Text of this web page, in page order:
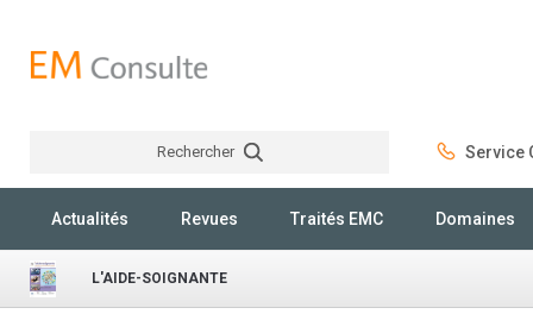
Rechercher Service
Actualités Revues Traités EMC Domaines
L'AIDE-SOIGNANTE